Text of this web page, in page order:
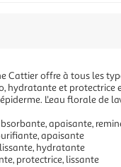
Cattier offre à tous les
hydratante et protectrice
L'eau florale de
apaisante,
apaisante
hydratante
protectrice, lissante